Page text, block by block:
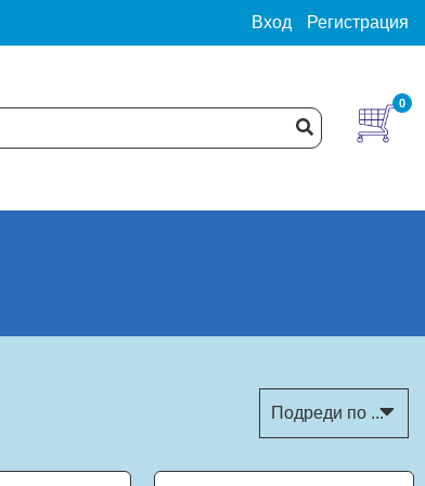
Вход Регистрация
0